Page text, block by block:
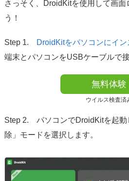
さっそく、DroidKitを使用して画面
う！
Step 1. DroidKitをパソコンにイン
端末とパソコンをUSBケーブルで接
無料体験
ウイルス検査済
Step 2. パソコンでDroidKitを起動
除」モードを選択します。